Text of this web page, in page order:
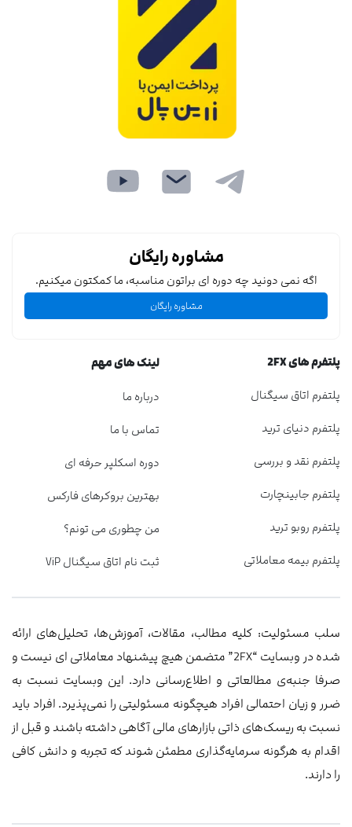
مشاوره رایگان
اگه نمی دونید چه دوره ای براتون مناسبه، ما کمکتون میکنیم.
مشاوره رایگان
پلتفرم های 2FX
پلتفرم اتاق سیگنال
پلتفرم دنیای ترید
پلتفرم نقد و بررسی
پلتفرم جابینچارت
پلتفرم روبو ترید
پلتفرم بیمه معاملاتی
لینک های مهم
درباره ما
تماس با ما
دوره اسکلپر حرفه ای
بهترین بروکرهای فارکس
من چطوری می تونم؟
ثبت نام اتاق سیگنال ViP
سلب مسئولیت: کلیه مطالب، مقالات، آموزش‌ها، تحلیل‌های ارائه
شده در وبسایت “2FX” متضمن هیچ پیشنهاد معاملاتی ‌ای نیست و
صرفا جنبه‌ی مطالعاتی و اطلاع‌رسانی دارد. این وبسایت نسبت به
ضرر و زیان احتمالی افراد هیچگونه مسئولیتی را نمی‌پذیرد. افراد باید
نسبت به ریسک‌های ذاتی بازارهای مالی آگاهی داشته باشند و قبل از
اقدام به هرگونه سرمایه‌گذاری مطمئن شوند که تجربه و دانش کافی
را دارند.